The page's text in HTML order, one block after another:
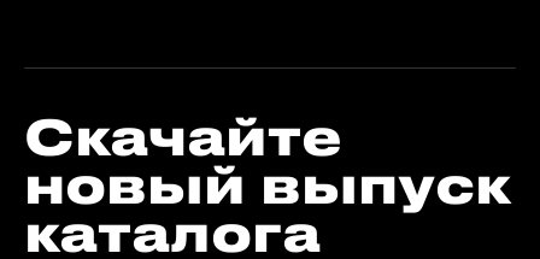
Скачайте
новый выпуск
каталога